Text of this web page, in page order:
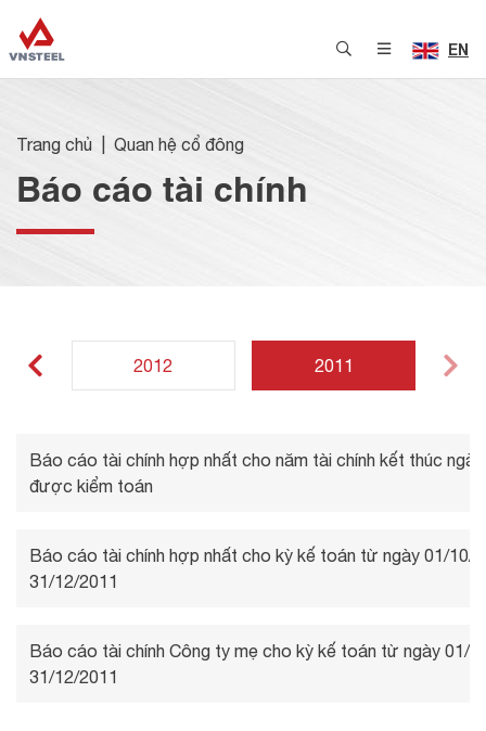
EN
Trang chủ Quan hệ cổ đông
Báo cáo tài chính
2012 2011
Báo cáo tài chính hợp nhất cho năm tài chính kết thúc
được kiểm toán
Báo cáo tài chính hợp nhất cho kỳ kế toán từ ngày 01/10/
31/12/2011
Báo cáo tài chính Công ty mẹ cho kỳ kế toán từ ngày 01/
31/12/2011